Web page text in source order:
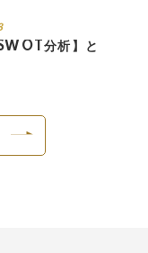
分析】と